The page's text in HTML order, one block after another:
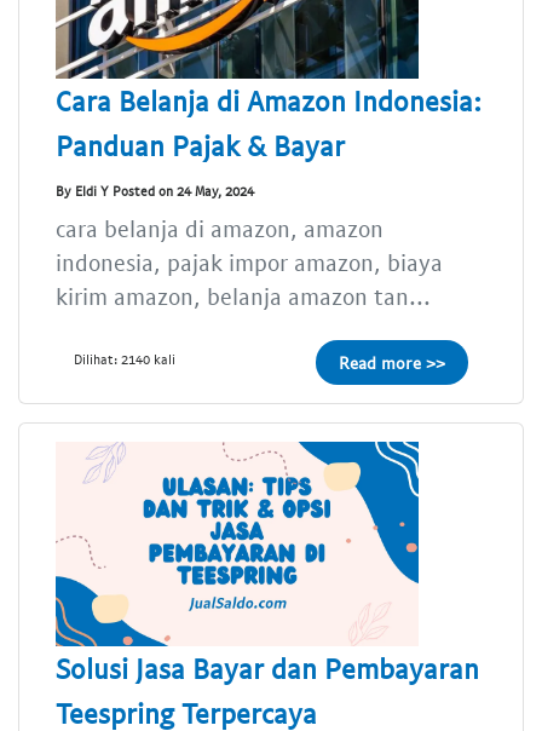
Cara Belanja di Amazon Indonesia:
Panduan Pajak & Bayar
By Eldi Y Posted on 24 May, 2024
cara belanja di amazon, amazon
indonesia, pajak impor amazon, biaya
kirim amazon, belanja amazon tan...
Dilihat: 2140 kali Read more >>
Solusi Jasa Bayar dan Pembayaran
Teespring Terpercaya